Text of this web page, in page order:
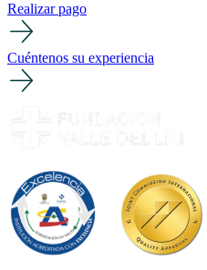
Realizar pago
Cuéntenos su experiencia